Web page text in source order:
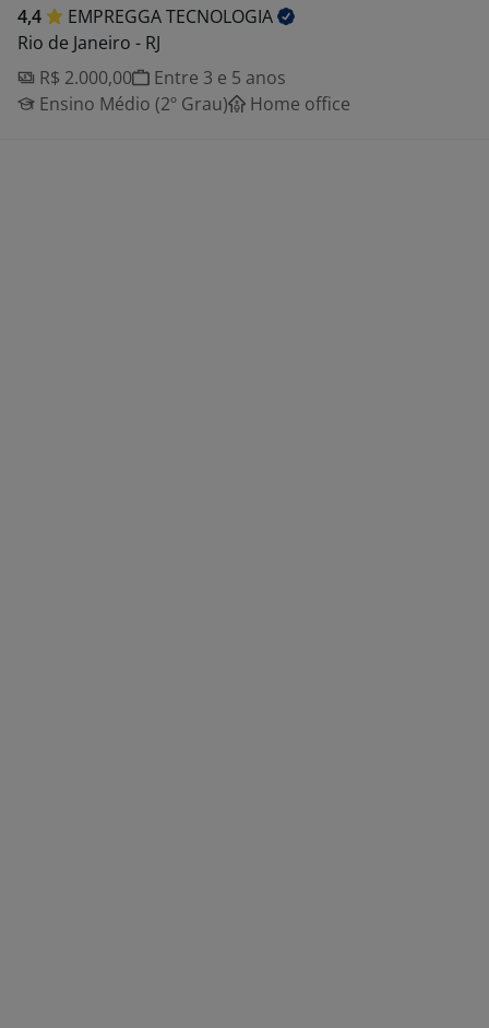
4,4 EMPREGGATECNOLOGIA
Rio de Janeiro - RJ
R$ 2.000,00
Entre 3 e 5 anos
Ensino Médio (2º Grau)
Home office